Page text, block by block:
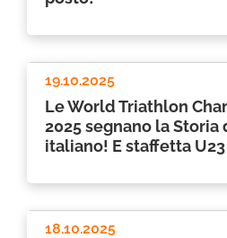
19.10.2025
Le World Triathlon
2025 segnano la
italiano! E staffetta
18.10.2025